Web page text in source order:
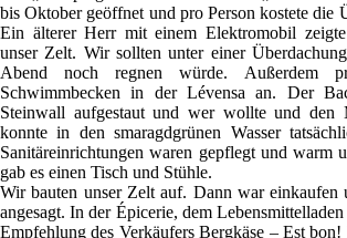
bis Oktober geöffnet und pro Person kostete die
Ein älterer Herr mit einem Elektromobil
unser Zelt. Wir sollten unter einer
Abend noch regnen würde. Außerdem
Schwimmbecken in der Lévensa an. Der
Steinwall aufgestaut und wer wollte und den
konnte in den smaragdgrünen Wasser
Sanitäreinrichtungen waren gepflegt und warm
gab es einen Tisch und Stühle.
Wir bauten unser Zelt auf. Dann war einkaufen
angesagt. In der Épicerie, dem
Empfehlung des Verkäufers Bergkäse – Est